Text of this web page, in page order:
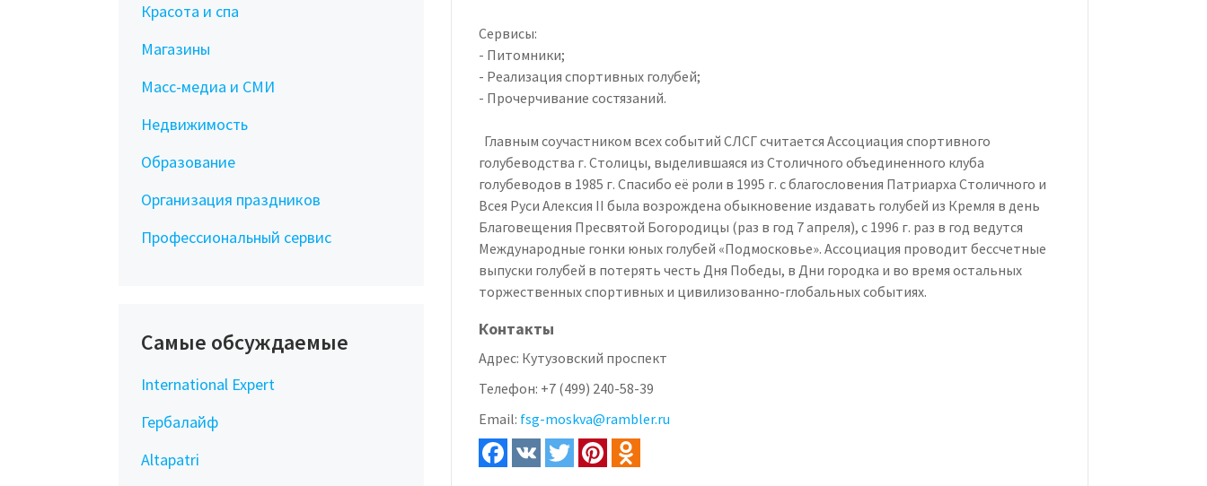
Сервисы:
- Питомники;
- Реализация спортивных голубей;
- Прочерчивание состязаний.
Главным соучастником всех событий СЛСГ считается Ассоциация спортивного
голубеводства г. Столицы, выделившаяся из Столичного объединенного клуба
голубеводов в 1985 г. Спасибо её роли в 1995 г. с благословения Патриарха Столичного и
Всея Руси Алексия II была возрождена обыкновение издавать голубей из Кремля в день
Благовещения Пресвятой Богородицы (раз в год 7 апреля), с 1996 г. раз в год ведутся
Международные гонки юных голубей «Подмосковье». Ассоциация проводит бессчетные
выпуски голубей в потерять честь Дня Победы, в Дни городка и во время остальных
торжественных спортивных и цивилизованно-глобальных событиях.
Контакты
Адрес: Кутузовский проспект
Телефон: +7 (499) 240-58-39
Email: fsg-moskva@rambler.ru
Красота и спа
Магазины
Масс-медиа и СМИ
Недвижимость
Образование
Организация праздников
Профессиональный сервис
Самые обсуждаемые
International Expert
Гербалайф
Altapatri